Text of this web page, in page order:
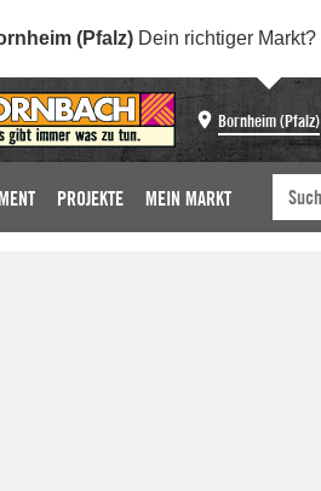
(Pfalz) Dein richtiger Markt?
Bornheim (Pfalz)
PROJEKTE MEIN MARKT